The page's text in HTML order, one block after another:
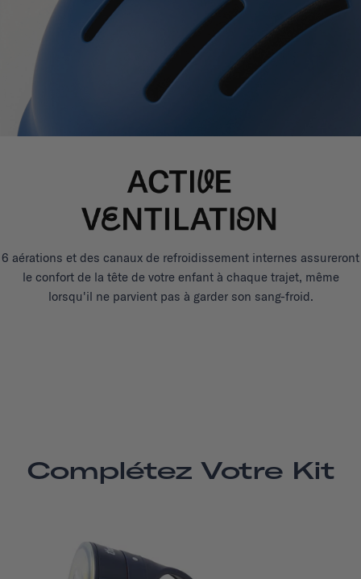
6 aérations et des canaux de refroidissement internes assureront
le confort de la tête de votre enfant à chaque trajet, même
lorsqu'il ne parvient pas à garder son sang-froid.
Complétez Votre Kit